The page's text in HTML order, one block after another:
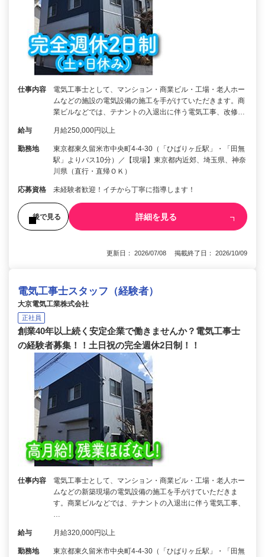
仕事内容
電気工事士として、マンション・商業ビル・工場・老人ホー
ムなどの施設の電気設備の施工を手がけていただきます。商
業ビルなどでは、テナントの入退出に伴う電気工事、改修…
給与 月給250,000円以上
勤務地
東京都東久留米市中央町4-4-30（「ひばりヶ丘駅」・「田無
駅」よりバス10分）／【現場】東京都内近郊、埼玉県、神奈
川県（直行・直帰ＯＫ）
応募資格 未経験者歓迎！イチから丁寧に指導します！
後で見る 詳細を見る
更新日： 2026/07/08 掲載終了日： 2026/10/09
電気工事士スタッフ（経験者）
大京電気工業株式会社
正社員
創業40年以上続く安定企業で働きませんか？電気工事士
の経験者募集！！土日祝の完全週休2日制！！
仕事内容
電気工事士として、マンション・商業ビル・工場・老人ホー
ムなどの新築現場の電気設備の施工を手がけていただきま
す。商業ビルなどでは、テナントの入退出に伴う電気工事、
給与 月給320,000円以上
勤務地
東京都東久留米市中央町4-4-30（「ひばりヶ丘駅」・「田無